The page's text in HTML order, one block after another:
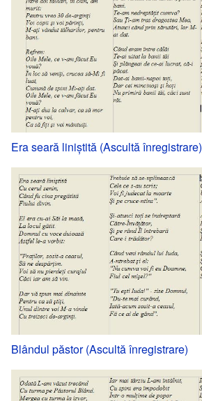
Era seară liniştită (Ascultă înregistrare)
Blândul păstor (Ascultă înregistrare)